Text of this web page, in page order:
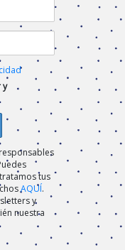
y
tus
AQUÍ.
y
nuestra